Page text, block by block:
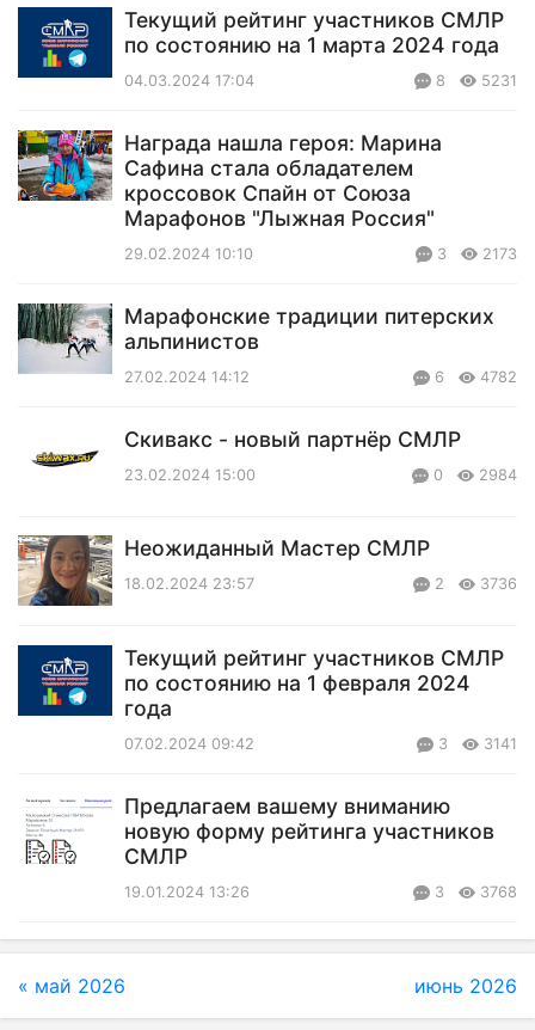
Текущий рейтинг участников СМЛР
по состоянию на 1 марта 2024 года
04.03.2024 17:04 8 5231
Награда нашла героя: Марина
Сафина стала обладателем
кроссовок Спайн от Союза
Марафонов "Лыжная Россия"
29.02.2024 10:10 3 2173
Марафонские традиции питерских
альпинистов
27.02.2024 14:12 6 4782
Скивакс - новый партнёр СМЛР
23.02.2024 15:00 0 2984
Неожиданный Мастер СМЛР
18.02.2024 23:57 2 3736
Текущий рейтинг участников СМЛР
по состоянию на 1 февраля 2024
года
07.02.2024 09:42 3 3141
Предлагаем вашему вниманию
новую форму рейтинга участников
СМЛР
19.01.2024 13:26 3 3768
« май 2026 июнь 2026